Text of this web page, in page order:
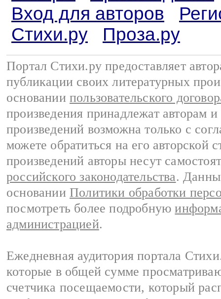
Вход для авторов
Стихи.ру
Проза.ру
Портал Стихи.ру предоставляет
публикации своих литературных
основании пользовательского
произведения принадлежат авторам
произведений возможна только с
можете обратиться на его авторской
произведений авторы несут
российского законодательства.
основании Политики обработки
посмотреть более подробную
администрацией.
Ежедневная аудитория портала
которые в общей сумме
счетчика посещаемости, который